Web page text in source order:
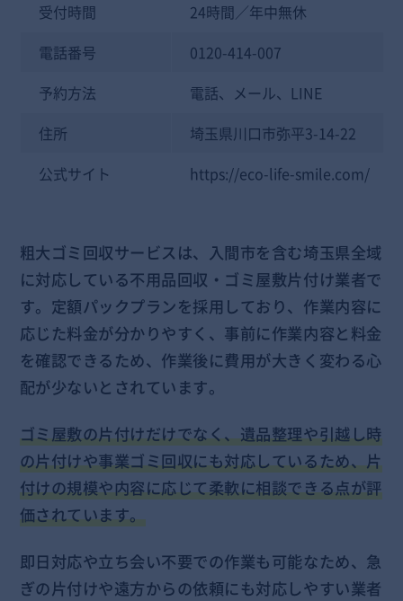
受付時間
24時間／年中無休
電話番号
0120-414-007
予約方法
電話、メール、LINE
住所
埼玉県川口市弥平3-14-22
公式サイト
https://eco-life-smile.com/
粗大ゴミ回収サービスは、入間市を含む埼玉県全域
に対応している不用品回収・ゴミ屋敷片付け業者で
す。定額パックプランを採用しており、作業内容に
応じた料金が分かりやすく、事前に作業内容と料金
を確認できるため、作業後に費用が大きく変わる心
配が少ないとされています。
ゴミ屋敷の片付けだけでなく、遺品整理や引越し時
の片付けや事業ゴミ回収にも対応しているため、片
付けの規模や内容に応じて柔軟に相談できる点が評
価されています。
即日対応や立ち会い不要での作業も可能なため、急
ぎの片付けや遠方からの依頼にも対応しやすい業者